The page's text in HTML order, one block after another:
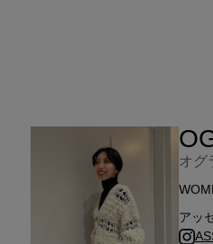
オグ
アッ